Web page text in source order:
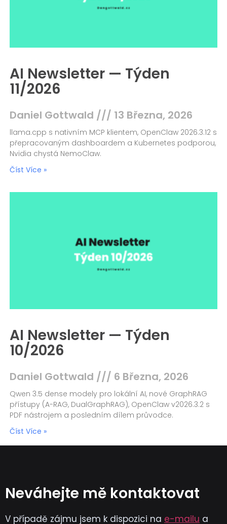
AI Newsletter — Týden
11/2026
Daniel Gottwald 13 Března, 2026
llama.cpp s nativním MCP klientem, OpenClaw 2026.3.12 s
přepracovaným dashboardem a Kubernetes podporou,
Nvidia chystá NemoClaw.
Číst Více »
AI Newsletter — Týden
10/2026
Daniel Gottwald 6 Března, 2026
Qwen 3.5 dense modely pro lokální AI, nové GraphRAG
přístupy (A-RAG, DualGraphRAG), OpenClaw v2026.3.2 s
PDF nástrojem a posledním dílem průvodce.
Číst Více »
Neváhejte mě kontaktovat
V případě zájmu jsem k dispozici na e-mailu a